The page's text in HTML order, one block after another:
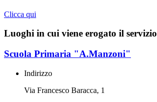
Clicca qui
Luoghi in cui viene erogato il servizio
Scuola Primaria "A.Manzoni"
Indirizzo
Via Francesco Baracca, 1